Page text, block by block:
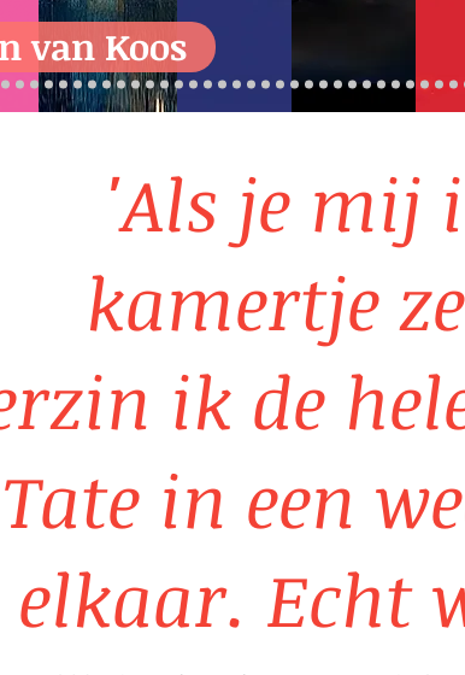
van Koos
'Als je mij
kamertje
ik de
Tate in een
elkaar. Echt